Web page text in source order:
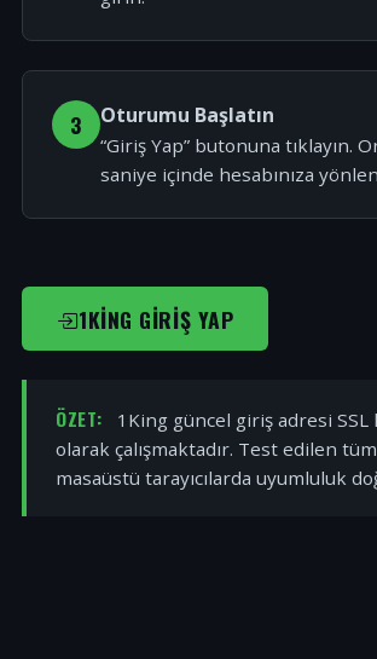
3 Oturumu Başlatın
“Giriş Yap” butonuna tıklayın.
saniye içinde hesabınıza
1KING GIRIŞ YAP
ÖZET:
1King güncel giriş adresi SSL
olarak çalışmaktadır. Test edilen
masaüstü tarayıcılarda uyumluluk